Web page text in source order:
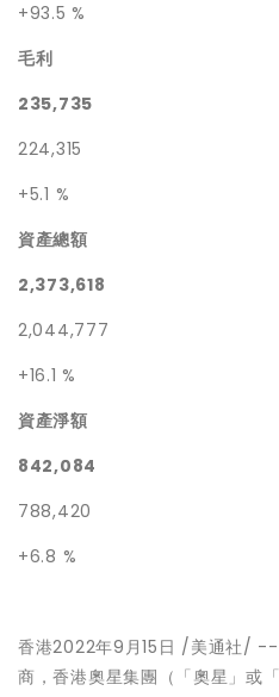
+93.5 %
毛利
235,735
224,315
+5.1 %
資產總額
2,373,618
2,044,777
+16.1 %
資產淨額
842,084
788,420
+6.8 %
香港2022年9月15日 /美通社/ --
商，香港奧星集團（「奧星」或